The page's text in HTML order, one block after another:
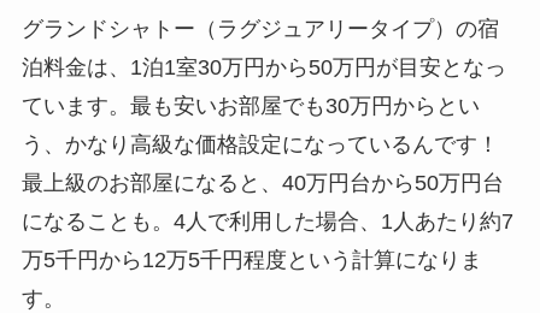
グランドシャトー（ラグジュアリータイプ）の宿
泊料金は、1泊1室30万円から50万円が目安となっ
ています。最も安いお部屋でも30万円からとい
う、かなり高級な価格設定になっているんです！
最上級のお部屋になると、40万円台から50万円台
になることも。4人で利用した場合、1人あたり約7
万5千円から12万5千円程度という計算になりま
す。